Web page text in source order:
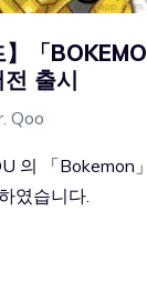
「
출시
Qoo
의 「Bokemon
였습니다.